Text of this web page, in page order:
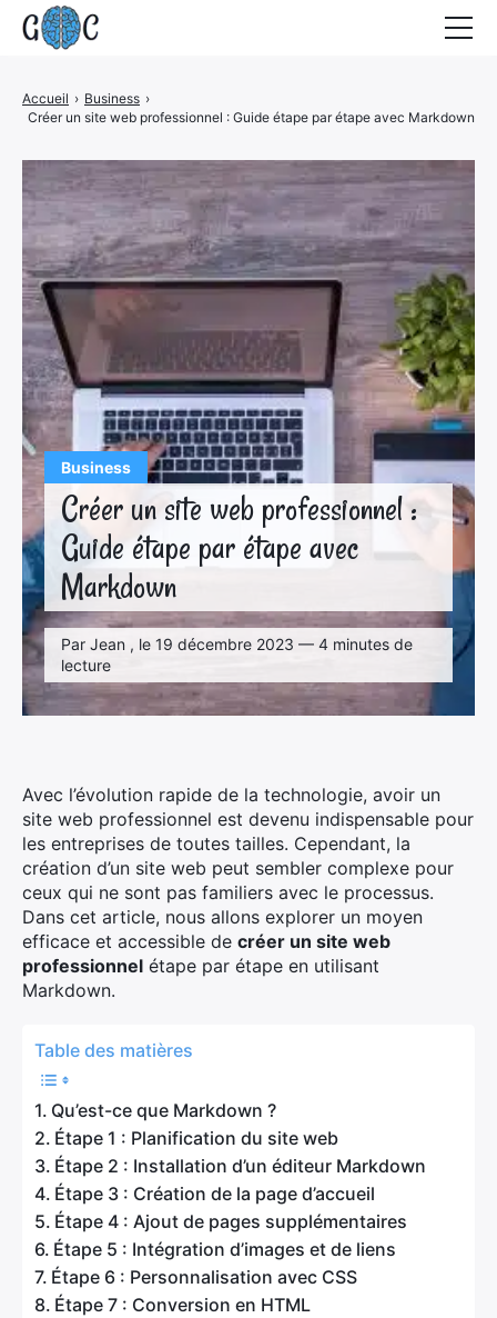
Business
Créer un site web professionnel :
Guide étape par étape avec
Markdown
Par Jean , le 19 décembre 2023 — 4 minutes de
lecture
Accueil › Business ›
Créer un site web professionnel : Guide étape par étape avec Markdown
Avec l’évolution rapide de la technologie, avoir un
site web professionnel est devenu indispensable pour
les entreprises de toutes tailles. Cependant, la
création d’un site web peut sembler complexe pour
ceux qui ne sont pas familiers avec le processus.
Dans cet article, nous allons explorer un moyen
efficace et accessible de créer un site web
professionnel étape par étape en utilisant
Markdown.
Table des matières
Qu’est-ce que Markdown ?
Étape 1 : Planification du site web
Étape 2 : Installation d’un éditeur Markdown
Étape 3 : Création de la page d’accueil
Étape 4 : Ajout de pages supplémentaires
Étape 5 : Intégration d’images et de liens
Étape 6 : Personnalisation avec CSS
Étape 7 : Conversion en HTML
Actualités